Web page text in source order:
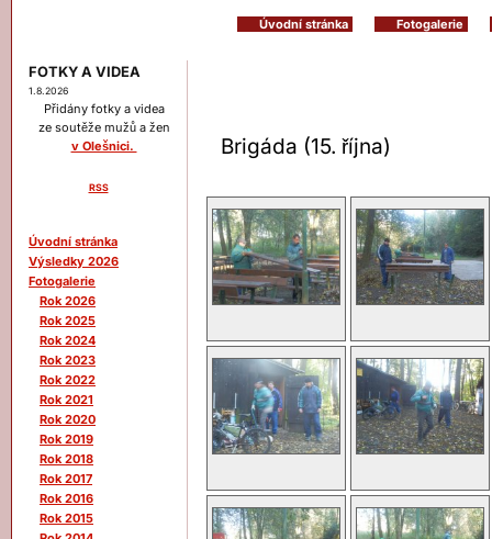
Úvodní stránka Fotogalerie
FOTKY A VIDEA
1.8.2026
Přidány fotky a videa
ze soutěže mužů a žen
v Olešnici.
RSS
Úvodní stránka
Výsledky 2026
Fotogalerie
Rok 2026
Rok 2025
Rok 2024
Rok 2023
Rok 2022
Rok 2021
Rok 2020
Rok 2019
Rok 2018
Rok 2017
Rok 2016
Rok 2015
Brigáda (15. října)